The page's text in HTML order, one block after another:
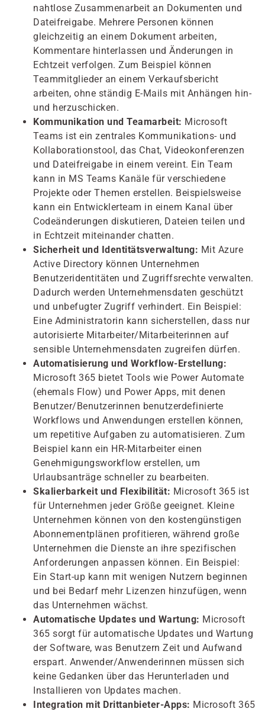
nahtlose Zusammenarbeit an Dokumenten und
Dateifreigabe. Mehrere Personen können
gleichzeitig an einem Dokument arbeiten,
Kommentare hinterlassen und Änderungen in
Echtzeit verfolgen. Zum Beispiel können
Teammitglieder an einem Verkaufsbericht
arbeiten, ohne ständig E-Mails mit Anhängen hin-
und herzuschicken.
Kommunikation und Teamarbeit: Microsoft
Teams ist ein zentrales Kommunikations- und
Kollaborationstool, das Chat, Videokonferenzen
und Dateifreigabe in einem vereint. Ein Team
kann in MS Teams Kanäle für verschiedene
Projekte oder Themen erstellen. Beispielsweise
kann ein Entwicklerteam in einem Kanal über
Codeänderungen diskutieren, Dateien teilen und
in Echtzeit miteinander chatten.
Sicherheit und Identitätsverwaltung: Mit Azure
Active Directory können Unternehmen
Benutzeridentitäten und Zugriffsrechte verwalten.
Dadurch werden Unternehmensdaten geschützt
und unbefugter Zugriff verhindert. Ein Beispiel:
Eine Administratorin kann sicherstellen, dass nur
autorisierte Mitarbeiter/Mitarbeiterinnen auf
sensible Unternehmensdaten zugreifen dürfen.
Automatisierung und Workflow-Erstellung:
Microsoft 365 bietet Tools wie Power Automate
(ehemals Flow) und Power Apps, mit denen
Benutzer/Benutzerinnen benutzerdefinierte
Workflows und Anwendungen erstellen können,
um repetitive Aufgaben zu automatisieren. Zum
Beispiel kann ein HR-Mitarbeiter einen
Genehmigungsworkflow erstellen, um
Urlaubsanträge schneller zu bearbeiten.
Skalierbarkeit und Flexibilität: Microsoft 365 ist
für Unternehmen jeder Größe geeignet. Kleine
Unternehmen können von den kostengünstigen
Abonnementplänen profitieren, während große
Unternehmen die Dienste an ihre spezifischen
Anforderungen anpassen können. Ein Beispiel:
Ein Start-up kann mit wenigen Nutzern beginnen
und bei Bedarf mehr Lizenzen hinzufügen, wenn
das Unternehmen wächst.
Automatische Updates und Wartung: Microsoft
365 sorgt für automatische Updates und Wartung
der Software, was Benutzern Zeit und Aufwand
erspart. Anwender/Anwenderinnen müssen sich
keine Gedanken über das Herunterladen und
Installieren von Updates machen.
Integration mit Drittanbieter-Apps: Microsoft 365